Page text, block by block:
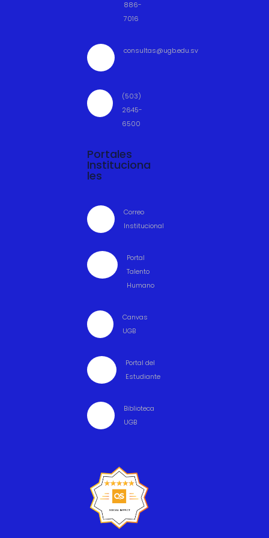
886-
7016
consultas@ugb.edu.sv
(503)
2645-
6500
Portales
Instituciona
les
Correo
Institucional
Portal
Talento
Humano
Canvas
UGB
Portal del
Estudiante
Biblioteca
UGB